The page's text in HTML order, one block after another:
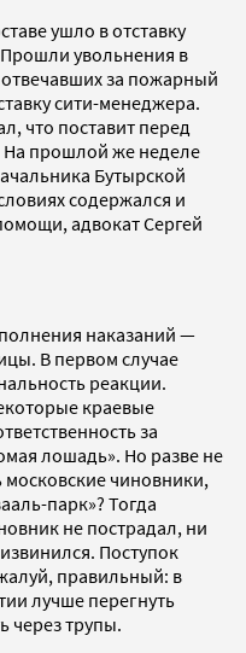
ушло в отставку
увольнения в
за пожарный
сити-менеджера.
что поставит перед
На прошлой же неделе
Бутырской
содержался и
адвокат Сергей
наказаний —
В первом случае
реакции.
краевые
за
лошадь». Но разве не
московские чиновники,
парк»? Тогда
не пострадал, ни
Поступок
правильный: в
лучше перегнуть
через трупы.